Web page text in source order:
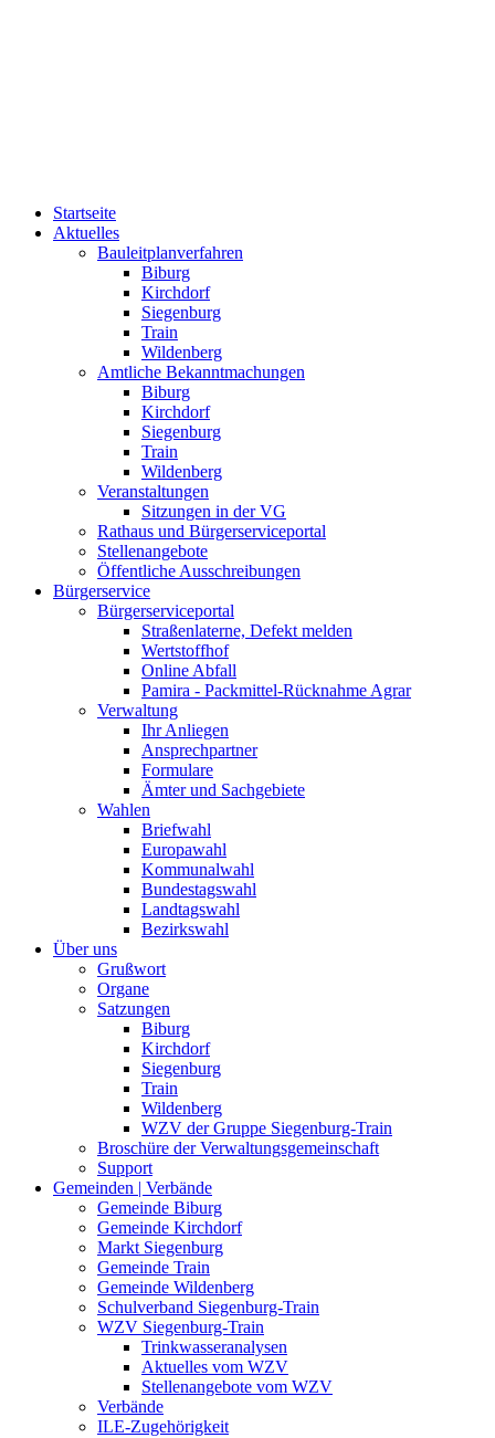
Startseite
Aktuelles
Bauleitplanverfahren
Biburg
Kirchdorf
Siegenburg
Train
Wildenberg
Amtliche Bekanntmachungen
Biburg
Kirchdorf
Siegenburg
Train
Wildenberg
Veranstaltungen
Sitzungen in der VG
Rathaus und Bürgerserviceportal
Stellenangebote
Öffentliche Ausschreibungen
Bürgerservice
Bürgerserviceportal
Straßenlaterne, Defekt melden
Wertstoffhof
Online Abfall
Pamira - Packmittel-Rücknahme Agrar
Verwaltung
Ihr Anliegen
Ansprechpartner
Formulare
Ämter und Sachgebiete
Wahlen
Briefwahl
Europawahl
Kommunalwahl
Bundestagswahl
Landtagswahl
Bezirkswahl
Über uns
Grußwort
Organe
Satzungen
Biburg
Kirchdorf
Siegenburg
Train
Wildenberg
WZV der Gruppe Siegenburg-Train
Broschüre der Verwaltungsgemeinschaft
Support
Gemeinden | Verbände
Gemeinde Biburg
Gemeinde Kirchdorf
Markt Siegenburg
Gemeinde Train
Gemeinde Wildenberg
Schulverband Siegenburg-Train
WZV Siegenburg-Train
Trinkwasseranalysen
Aktuelles vom WZV
Stellenangebote vom WZV
Verbände
ILE-Zugehörigkeit